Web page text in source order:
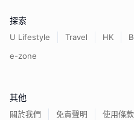
探索
U Lifestyle Travel HK
e-zone
其他
關於我們 免責聲明 使用條款